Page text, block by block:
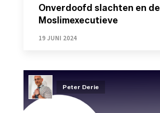
Onverdoofd slachten en de
Moslimexecutieve
19 JUNI 2024
Peter Derie